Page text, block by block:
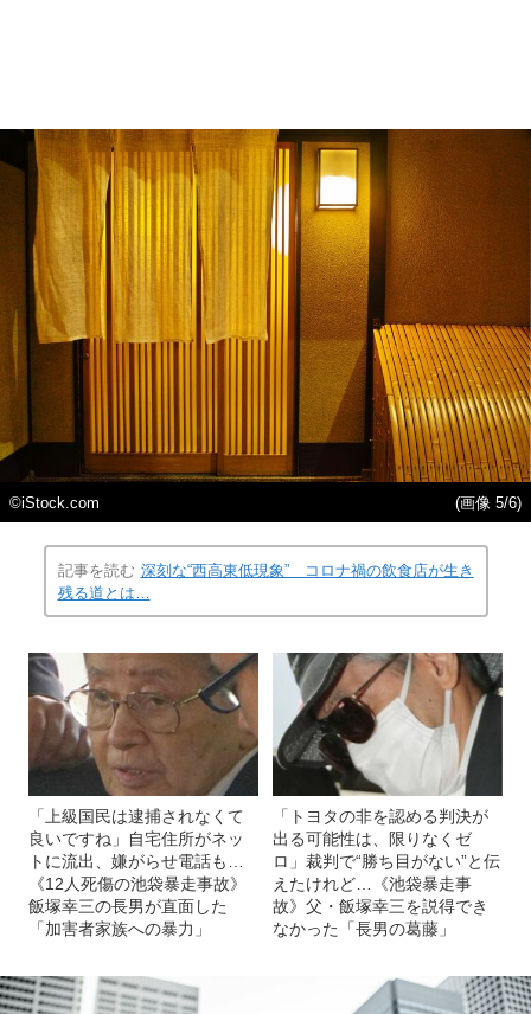
©️iStock.com (画像 5/6)
記事を読む 深刻な“西高東低現象” コロナ禍の飲食店が生き
残る道とは…
「上級国民は逮捕されなくて
良いですね」自宅住所がネッ
トに流出、嫌がらせ電話も…
《12人死傷の池袋暴走事故》
飯塚幸三の長男が直面した
「加害者家族への暴力」
「トヨタの非を認める判決が
出る可能性は、限りなくゼ
ロ」裁判で“勝ち目がない”と伝
えたけれど…《池袋暴走事
故》父・飯塚幸三を説得でき
なかった「長男の葛藤」